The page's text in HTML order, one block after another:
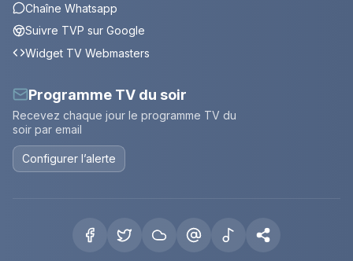
Chaîne Whatsapp
Suivre TVP sur Google
Widget TV Webmasters
Programme TV du soir
Recevez chaque jour le programme TV du
soir par email
Configurer l’alerte